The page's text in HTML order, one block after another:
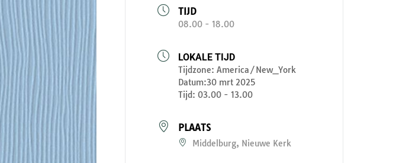
TIJD
08.00 - 18.00
LOKALE TIJD
Tijdzone:America/New_York
Datum:30 mrt 2025
Tijd:03.00 - 13.00
PLAATS
Middelburg, Nieuwe Kerk